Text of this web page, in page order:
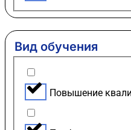
Вид обучения
Повышение